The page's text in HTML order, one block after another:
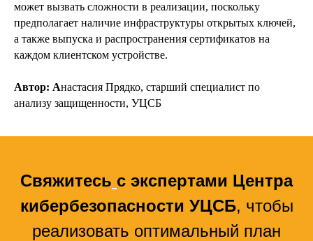
может вызвать сложности в реализации, поскольку
предполагает наличие инфраструктуры открытых ключей,
а также выпуска и распространения сертификатов на
каждом клиентском устройстве.
Автор: Анастасия Прядко, старший специалист по
анализу защищенности, УЦСБ
Свяжитесь с экспертами Центра
кибербезопасности УЦСБ, чтобы
реализовать оптимальный план
защищенности
Построение СОИБ
Автоматизация управления ИБ
РЕШЕНИЯ
SGRC PAM